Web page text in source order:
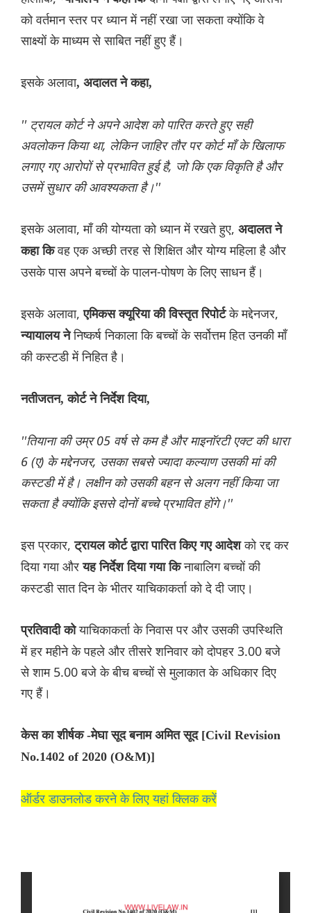
को वर्तमान स्तर पर ध्यान में नहीं रखा जा सकता क्योंकि वे
साक्ष्यों के माध्यम से साबित नहीं हुए हैं।
इसके अलावा, अदालत ने कहा,
'' ट्रायल कोर्ट ने अपने आदेश को पारित करते हुए सही
अवलोकन किया था, लेकिन जाहिर तौर पर कोर्ट माँ के खिलाफ
लगाए गए आरोपों से प्रभावित हुई है, जो कि एक विकृति है और
उसमें सुधार की आवश्यकता है।''
इसके अलावा, माँ की योग्यता को ध्यान में रखते हुए, अदालत ने
कहा किवह एक अच्छी तरह से शिक्षित और योग्य महिला है और
उसके पास अपने बच्चों के पालन-पोषण के लिए साधन हैं।
इसके अलावा,एमिकस क्यूरिया की विस्तृत रिपोर्टके मद्देनजर,
न्यायालय नेनिष्कर्ष निकाला कि बच्चों के सर्वोत्तम हित उनकी माँ
की कस्टडी में निहित है।
नतीजतन, कोर्ट ने निर्देश दिया,
''तियाना की उम्र 05 वर्ष से कम है और माइनाॅरटी एक्ट की धारा
6 (ए) के मद्देनजर, उसका सबसे ज्यादा कल्याण उसकी मां की
कस्टडी में है। लक्षीन को उसकी बहन से अलग नहीं किया जा
सकता है क्योंकि इससे दोनों बच्चे प्रभावित होंगे।''
इस प्रकार,ट्रायल कोर्ट द्वारा पारित किए गए आदेशको रद्द कर
दिया गया औरयह निर्देश दिया गया किनाबालिग बच्चों की
कस्टडी सात दिन के भीतर याचिकाकर्ता को दे दी जाए।
प्रतिवादी कोयाचिकाकर्ता के निवास पर और उसकी उपस्थिति
में हर महीने के पहले और तीसरे शनिवार को दोपहर 3.00 बजे
से शाम 5.00 बजे के बीच बच्चों से मुलाकात के अधिकार दिए
गए हैं।
केस का शीर्षक -मेघा सूद बनाम अमित सूद [Civil Revision
No.1402 of 2020 (O&M)]
ऑर्डर डाउनलोड करने के लिए यहां क्लिक करें